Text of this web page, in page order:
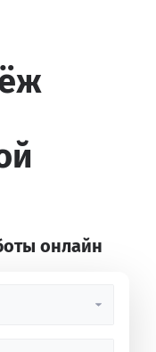
онлайн